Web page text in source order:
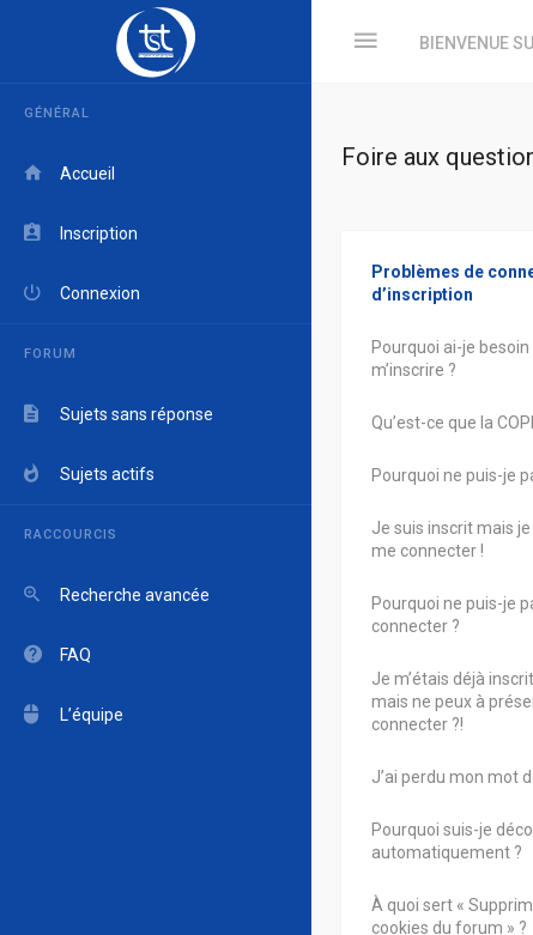
BIENVENUE
GÉNÉRAL
Accueil
Inscription
Connexion
FORUM
Sujets sans réponse
Sujets actifs
RACCOURCIS
Recherche avancée
FAQ
L’équipe
Foire aux
Problèmes de
d’inscription
Pourquoi ai-je besoin
m’inscrire ?
Qu’est-ce que la
Pourquoi ne puis-je
Je suis inscrit mais
me connecter !
Pourquoi ne puis-je
connecter ?
Je m’étais déjà
mais ne peux à
connecter ?!
J’ai perdu mon mot
Pourquoi suis-je
automatiquement ?
À quoi sert «
cookies du forum » ?